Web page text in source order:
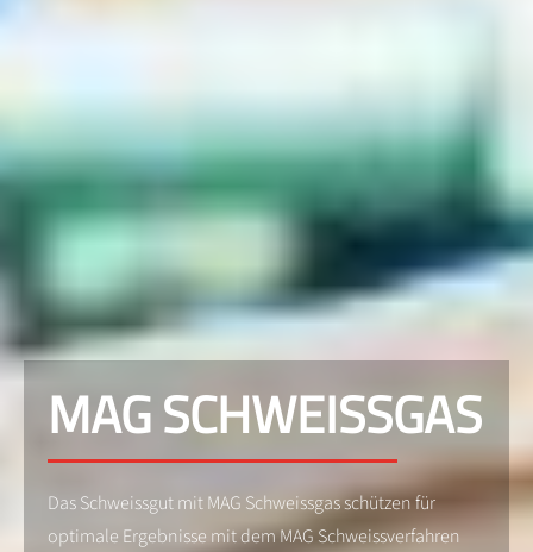
MAG SCHWEISSGAS
Das Schweissgut mit MAG Schweissgas schützen für
optimale Ergebnisse mit dem MAG Schweissverfahren